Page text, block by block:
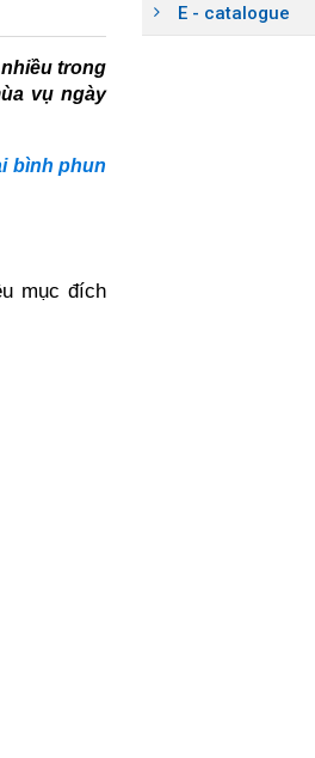
trong
vụ ngày
bình phun
mục đích
E - catalogue